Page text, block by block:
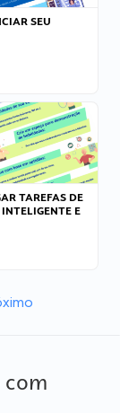
SEU
TAREFAS DE
E